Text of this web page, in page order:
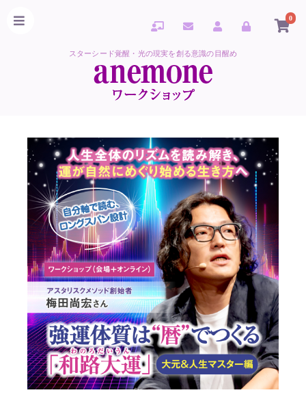
0
スターシード覚醒・光の現実を創る意識の目醒め